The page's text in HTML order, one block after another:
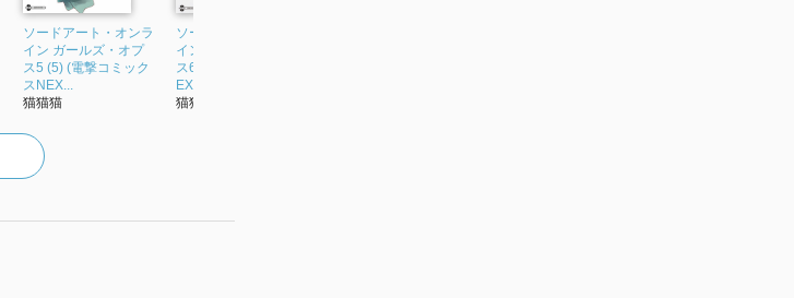
ソードアート・オンラ
イン ガールズ・オプ
ス5 (5) (電撃コミック
スNEX...
猫猫猫
ソードアート・オンラ
イン ガールズ・オプ
ス6 (電撃コミックスN
EXT)
猫猫猫